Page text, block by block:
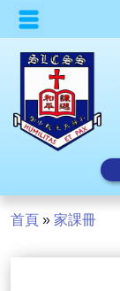
首頁 » 家課冊